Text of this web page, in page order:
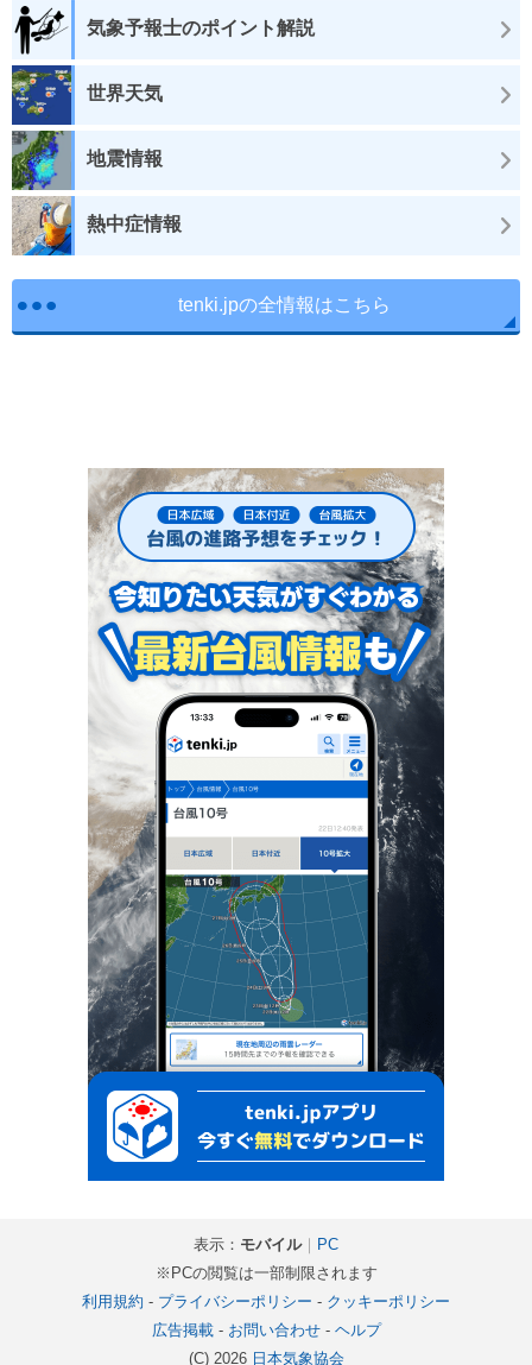
気象予報士のポイント解説
世界天気
地震情報
熱中症情報
tenki.jpの全情報はこちら
表示： モバイル｜
PC
※PCの閲覧は一部制限されます
利用規約 - プライバシーポリシー - クッキーポリシー
広告掲載- お問い合わせ- ヘルプ
(C) 2026 日本気象協会